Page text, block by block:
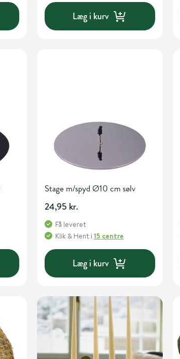
Læg i kurv
Stage m/spyd Ø10 cm sølv
24,95 kr.
Få leveret
Klik & Hent i 15 centre
Læg i kurv